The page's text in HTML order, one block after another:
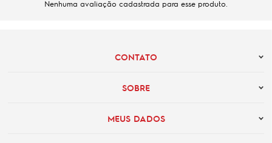
Nenhuma avaliação cadastrada para esse produto.
CONTATO
SOBRE
MEUS DADOS